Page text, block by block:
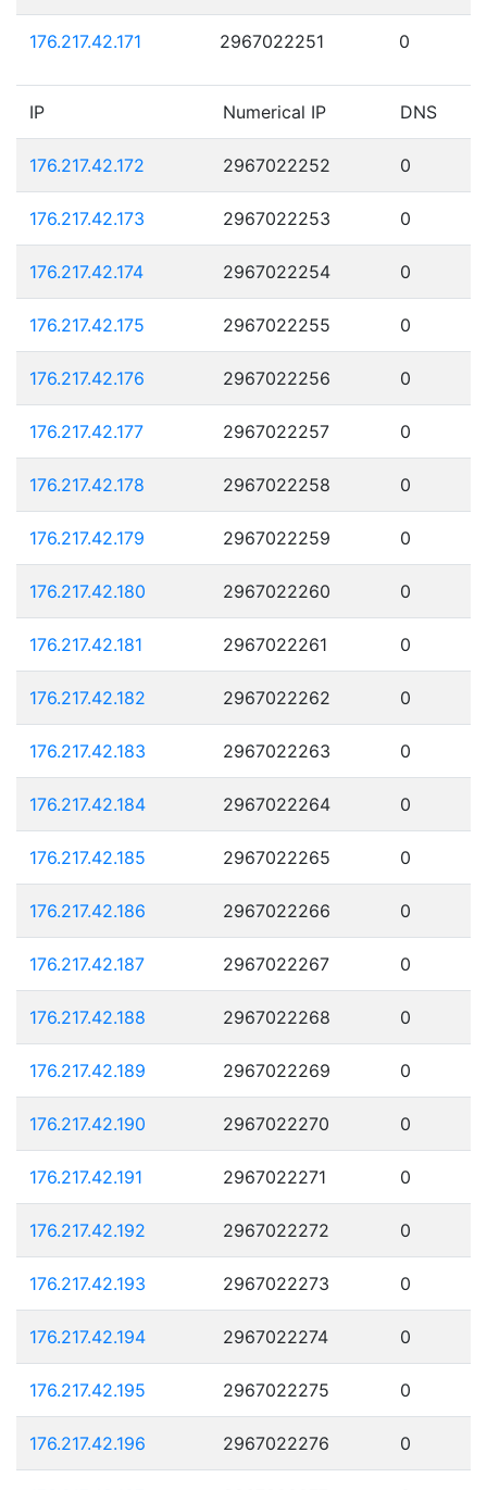
176.217.42.171 2967022251 0
IP Numerical IP DNS
176.217.42.172 2967022252 0
176.217.42.173 2967022253 0
176.217.42.174 2967022254 0
176.217.42.175 2967022255 0
176.217.42.176 2967022256 0
176.217.42.177 2967022257 0
176.217.42.178 2967022258 0
176.217.42.179 2967022259 0
176.217.42.180 2967022260 0
176.217.42.181 2967022261 0
176.217.42.182 2967022262 0
176.217.42.183 2967022263 0
176.217.42.184 2967022264 0
176.217.42.185 2967022265 0
176.217.42.186 2967022266 0
176.217.42.187 2967022267 0
176.217.42.188 2967022268 0
176.217.42.189 2967022269 0
176.217.42.190 2967022270 0
176.217.42.191 2967022271 0
176.217.42.192 2967022272 0
176.217.42.193 2967022273 0
176.217.42.194 2967022274 0
176.217.42.195 2967022275 0
176.217.42.196 2967022276 0